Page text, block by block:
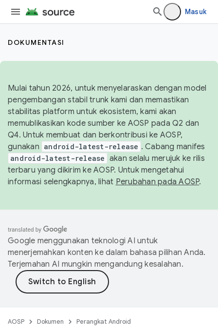
Masuk
DOKUMENTASI
Mulai tahun 2026, untuk menyelaraskan dengan model
pengembangan stabil trunk kami dan memastikan
stabilitas platform untuk ekosistem, kami akan
memublikasikan kode sumber ke AOSP pada Q2 dan
Q4. Untuk membuat dan berkontribusi ke AOSP,
gunakan android-latest-release . Cabang manifes
android-latest-release akan selalu merujuk ke rilis
terbaru yang dikirim ke AOSP. Untuk mengetahui
informasi selengkapnya, lihat Perubahan pada AOSP.
Google menggunakan teknologi AI untuk
menerjemahkan konten ke dalam bahasa pilihan Anda.
Terjemahan AI mungkin mengandung kesalahan.
AOSP Dokumen Perangkat Android